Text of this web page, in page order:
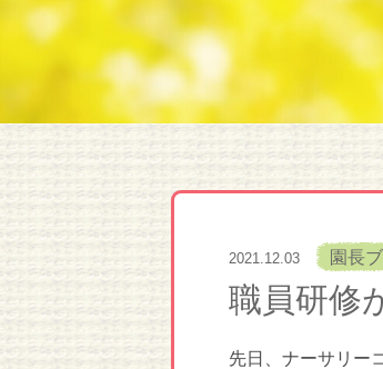
2021.12.03 園長
職員研修
先日、ナーサリー